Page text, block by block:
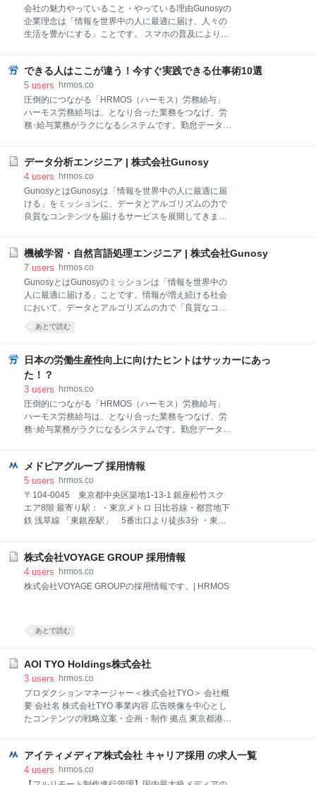
た時代に、日曜日以外にも休みを取ることでリフレッ
シュし、その後の勤務をまた頑張りましょう、という
ことを目的に作られた制度です。取得率を上げること
したいものです。 今回は、今さら聞けない「有給と
は」という年次有給休暇の基本から「時間単位有給休
暇」「有給休暇の計画
会社の魅力やっていること・やっている理由Gunosyの
企業理念は「情報を世界中の人に最適に届け、人々の
生活を豊かにする」ことです。 スマホの普及により、
難しくなりました。 Gunosyは、データとアルゴリズ
ムを活用して、「良質なコンテンツの評価」「コンテ
ンツとユーザのマッチング」を行うことによって、こ
の課題を解決しようとしています。 現時点では、スマ
ホの領域で情報の入口になるサービスを目指し、「グ
ど複数のサービスを開発、運営しています。 募集をし
ている理由Gunosyは既存の「グノシー」「ニュースパ
ス」のようなプロダクトに加えて、スマホの領域で情
報の入口になる新規プロダク
できる人はここが違う！今すぐ実践できる仕事術10選
5 users
hrmos.co
圧倒的につながる「HRMOS（ハーモス）労務給与」
ハーモス労務給与は、となり合った業務をつなげ、労
務･給与業務がラクになるシステムです。勤怠データか
化につながります。 詳しく見る スタンフォード大学の
研究結果によると、週50時間以上の労働は集中力が低
下し、55時間を超えるとまったくの無意味になるとい
うことが分かっています。 つまり、週に50時間働く人
と60時間働く人とでは、残念ながら同じ仕事量になる
とになります。12時間というと長い気もしますが ”朝
の9時に始業して休憩を挟み、仕事が終わらず夜の10
時にようやく帰宅” という働き方は、日本では決して
珍しくないですよね。 仕事は工夫次第でもっと
データ分析エンジニア | 株式会社Gunosy
4 users
hrmos.co
GunosyとはGunosyは「情報を世界中の人に最適に届
ける」をミッションに、データとアルゴリズムの力で
良質なコンテンツを届けるサービスを展開してきまし
ビス「グノシー」「ニュースパス」「LUCRA（ルク
ラ）」の他、自社広告プロダクト「Gunosy Ads」
「Gunosy Network Ads」等を開発、運営しています。
また近年は情報スマホアプリのみならず、新規事業と
して、クーポンやECを備えたお得アプリ「オトクル」
めの積極的な投資を行っています。 仕事内容 サービス
た検証 データ分析によるサービス改善の施策提案 ユー
ザ満足度向上のためのアルゴリズム開発 各種指標の予
測モデルの構築
機械学習・自然言語処理エンジニア | 株式会社Gunosy
7 users
hrmos.co
GunosyとはGunosyのミッションは「情報を世界中の
人に最適に届ける」ことです。情報が増え続ける社会
において、データとアルゴリズムの力で「良質なコン
テンツの評価」をし、「コンテンツとユーザのマッチ
ング」を行うことにより情報格差がある社会の課題解
報の入口になるサービスを目指し、累計4,900万ダウ
ンロード（2019年10月時点）を超える国内最大級の情
報キュレーションサービス「グノシー」「ニュースパ
「Gunosy Ads」「Gunosy Network Ads」等を 開発、
運営しています。 設立2年半でマザーズ上場、5年で東
証一部へGunosyは、人工知能（AI）を研究する東京大
からわずか2年半でマザーズ上場（2015年4月）、5年
で
あとで読む
日本の労働生産性向上に向けたヒントはサッカーにあっ
た！？
3 users
hrmos.co
圧倒的につながる「HRMOS（ハーモス）労務給与」
ハーモス労務給与は、となり合った業務をつなげ、労
務･給与業務がラクになるシステムです。勤怠データか
化につながります。 詳しく見る 残業への視線が厳しく
なってきた昨今、労働生産性に対する意識も各社で日
に日に高まっております。労働生産性の改善という
と、業務のシステム化や徹底した残業削減など具体的
な手法が思い浮かぶかと思います。しかしながら今回
カー 労働生産性が高いのはどっち？ 突然ですが、仮
に「試合時間」だけを「仕事」と考えてみると、サッ
カーと野球、あなたはどちらを選択しますか。９０分
メドピアグループ 採用情報
5 users
hrmos.co
〒104-0045 東京都中央区築地1-13-1 銀座松竹スク
エア8階 最寄り駅： ・東京メトロ 日比谷線・都営地下
鉄 浅草線 「東銀座駅」 5番出口より徒歩3分 ・東京
株式会社VOYAGE GROUP 採用情報
4 users
hrmos.co
株式会社VOYAGE GROUPの採用情報です。| HRMOS
あとで読む
AOI TYO Holdings株式会社
3 users
hrmos.co
プロダクションマネージャー＜株式会社TYO＞ 会社概
要 会社名 株式会社TYO 事業内容 広告映像を中心とし
たコンテンツの戦略立案・企画・制作 拠点 東京都港区
ク ▼TYOホームページ 募集要項 仕事内容 ・テレビ
CMをはじめとした広告映像に関する制作進行 ・企
画、撮影、編集などで外部（クライアント、代理店）
アイティメディア株式会社 キャリア採用 の求人一覧
4 users
hrmos.co